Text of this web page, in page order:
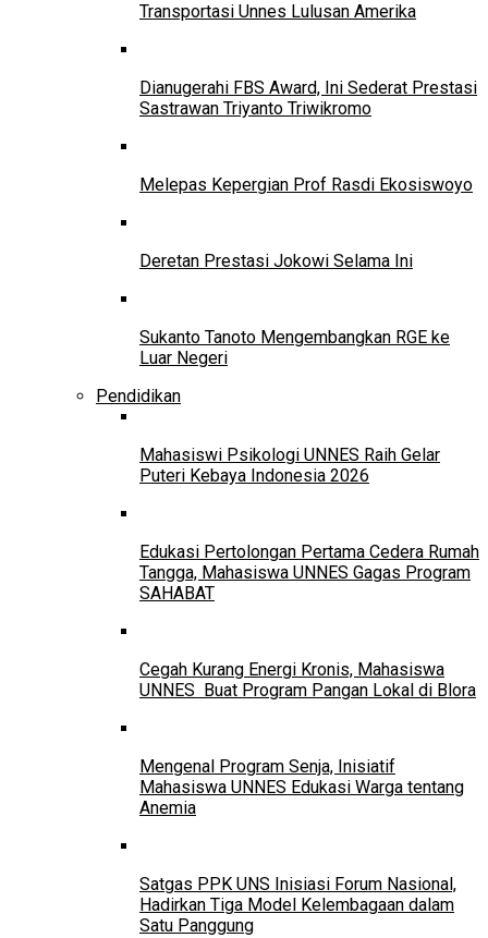
Transportasi Unnes Lulusan Amerika
Dianugerahi FBS Award, Ini Sederat Prestasi
Sastrawan Triyanto Triwikromo
Melepas Kepergian Prof Rasdi Ekosiswoyo
Deretan Prestasi Jokowi Selama Ini
Sukanto Tanoto Mengembangkan RGE ke
Luar Negeri
Pendidikan
Mahasiswi Psikologi UNNES Raih Gelar
Puteri Kebaya Indonesia 2026
Edukasi Pertolongan Pertama Cedera Rumah
Tangga, Mahasiswa UNNES Gagas Program
SAHABAT
Cegah Kurang Energi Kronis, Mahasiswa
UNNES Buat Program Pangan Lokal di Blora
Mengenal Program Senja, Inisiatif
Mahasiswa UNNES Edukasi Warga tentang
Anemia
Satgas PPK UNS Inisiasi Forum Nasional,
Hadirkan Tiga Model Kelembagaan dalam
Satu Panggung